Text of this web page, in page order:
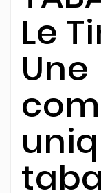
Le
Une